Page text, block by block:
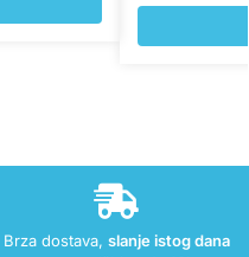
Brza dostava, slanje istog dana